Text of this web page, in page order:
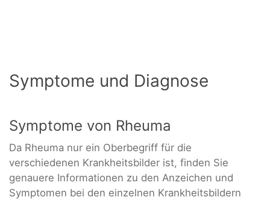
Symptome und Diagnose
Symptome von Rheuma
Da Rheuma nur ein Oberbegriff für die
verschiedenen Krankheitsbilder ist, finden Sie
genauere Informationen zu den Anzeichen und
Symptomen bei den einzelnen Krankheitsbildern